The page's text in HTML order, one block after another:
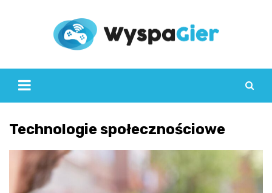
Technologie społecznościowe